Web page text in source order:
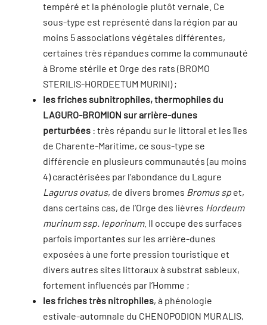
tempéré et la phénologie plutôt vernale. Ce
sous-type est représenté dans la région par au
moins 5 associations végétales différentes,
certaines très répandues comme la communauté
à Brome stérile et Orge des rats (BROMO
STERILIS-HORDEETUM MURINI) ;
les friches subnitrophiles, thermophiles du
LAGURO-BROMION sur arrière-dunes
perturbées : très répandu sur le littoral et les îles
de Charente-Maritime, ce sous-type se
différencie en plusieurs communautés (au moins
4) caractérisées par l’abondance du Lagure
Lagurus ovatus, de divers bromes Bromus sp et,
dans certains cas, de l’Orge des lièvres Hordeum
murinum ssp. leporinum. Il occupe des surfaces
parfois importantes sur les arrière-dunes
exposées à une forte pression touristique et
divers autres sites littoraux à substrat sableux,
fortement influencés par l’Homme ;
les friches très nitrophiles, à phénologie
estivale-automnale du CHENOPODION MURALIS,